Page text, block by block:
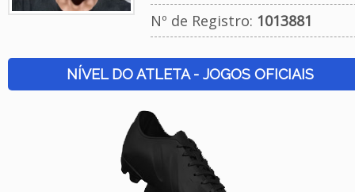
Nº de Registro: 1013881
NÍVEL DO ATLETA - JOGOS OFICIAIS